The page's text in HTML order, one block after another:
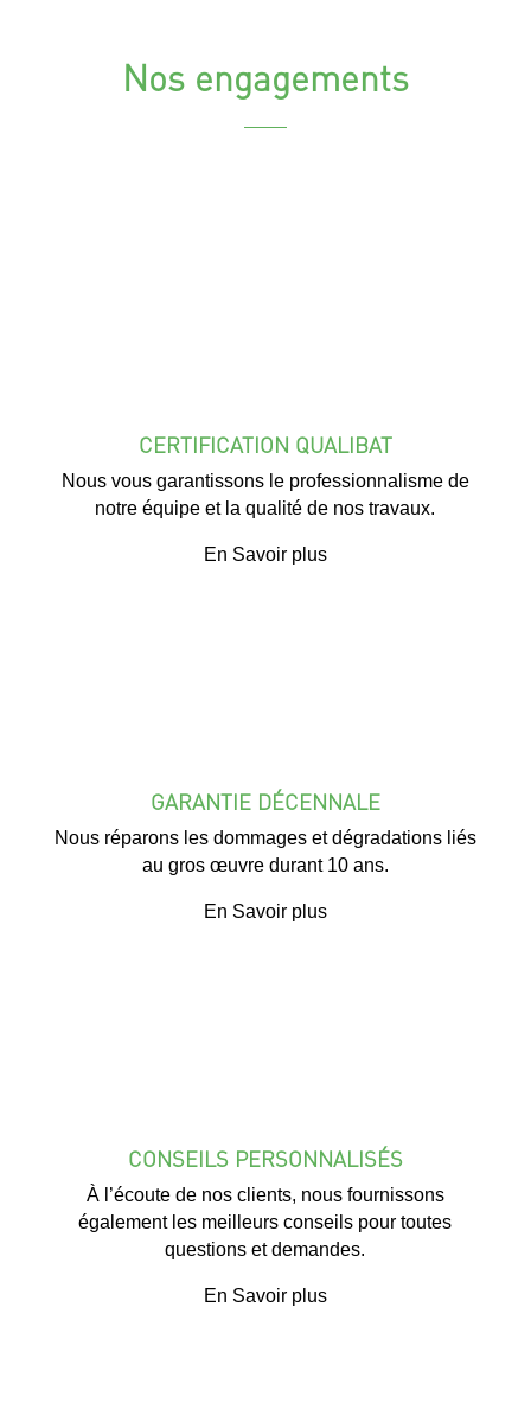
Nos engagements
CERTIFICATION QUALIBAT
Nous vous garantissons le professionnalisme de
notre équipe et la qualité de nos travaux.
En Savoir plus
GARANTIE DÉCENNALE
Nous réparons les dommages et dégradations liés
au gros œuvre durant 10 ans.
En Savoir plus
CONSEILS PERSONNALISÉS
À l’écoute de nos clients, nous fournissons
également les meilleurs conseils pour toutes
questions et demandes.
En Savoir plus